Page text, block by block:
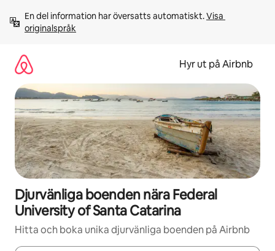
innehåll
En del information har översatts automatiskt. Visa
originalspråk
Hyr ut på Airbnb
Djurvänliga boenden nära Federal
University of Santa Catarina
Hitta och boka unika djurvänliga boenden på Airbnb